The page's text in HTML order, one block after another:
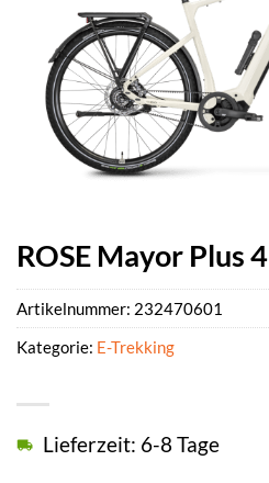
ROSE Mayor Plus 4
Lieferzeit: 6-8 Tage
Artikelnummer: 232470601
Kategorie: E-Trekking